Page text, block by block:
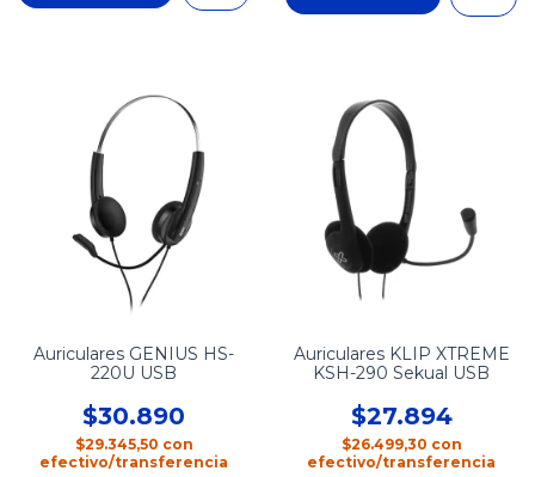
Auriculares GENIUS HS-
220U USB
$30.890
$29.345,50 con
efectivo/transferencia
Auriculares KLIP XTREME
KSH-290 Sekual USB
$27.894
$26.499,30 con
efectivo/transferencia